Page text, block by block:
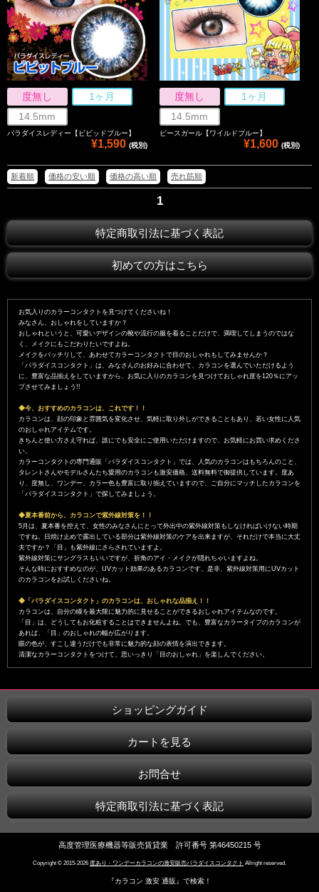
度無し
1ヶ月
14.5mm
パラダイスレディー【ビビッドブルー】
¥1,590 (税別)
度無し
1ヶ月
14.5mm
ピースガール【ワイルドブルー】
¥1,600 (税別)
新着順 価格の安い順 価格の高い順 売れ筋順
1
特定商取引法に基づく表記
初めての方はこちら
お気入りのカラーコンタクトを見つけてくださいね！
みなさん、おしゃれをしていますか？
おしゃれというと、可愛いデザインの靴や流行の服を着ることだけで、満喫してしまうのではな
く、メイクにもこだわりたいですよね。
メイクをバッチリして、あわせてカラーコンタクトで目のおしゃれもしてみませんか？
「パラダイスコンタクト」は、みなさんのお好みに合わせて、カラコンを選んでいただけるよう
に、豊富な品揃えをしていますから、お気に入りのカラコンを見つけておしゃれ度を120％にアッ
プさせてみましょう!!
◆今、おすすめのカラコンは、これです！！
カラコンは、顔の印象と雰囲気を変化させ、気軽に取り外しができることもあり、若い女性に人気
のおしゃれアイテムです。
きちんと使い方さえ守れば、誰にでも安全にご使用いただけますので、お気軽にお買い求めくださ
い。
カラーコンタクトの専門通販「パラダイスコンタクト」では、人気のカラコンはもちろんのこと、
タレントさんやモデルさんたち愛用のカラコンも激安価格、送料無料で御提供しています。度あ
り、度無し、ワンデー、カラー色も豊富に取り揃えていますので、ご自分にマッチしたカラコンを
「パラダイスコンタクト」で探してみましょう。
◆夏本番前から、カラコンで紫外線対策を！！
5月は、夏本番を控えて、女性のみなさんにとって外出中の紫外線対策もしなければいけない時期
ですね。日焼け止めで露出している部分は紫外線対策のケアを出来ますが、それだけで本当に大丈
夫ですか？「目」も紫外線にさらされていますよ。
紫外線対策にサングラスもいいですが、折角のアイ・メイクが隠れちゃいますよね。
そんな時におすすめなのが、UVカット効果のあるカラコンです。是非、紫外線対策用にUVカット
のカラコンをお試しくださいね。
◆「パラダイスコンタクト」のカラコンは、おしゃれな品揃え！！
カラコンは、自分の瞳を最大限に魅力的に見せることができるおしゃれアイテムなのです。
「目」は、どうしてもお化粧することはできませんよね。でも、豊富なカラータイプのカラコンが
あれば、「目」のおしゃれの幅が広がります。
眼の色が、すこし違うだけでも非常に魅力的な顔の表情を演出できます。
清潔なカラーコンタクトをつけて、思いっきり「目のおしゃれ」を楽しんでください。
ショッピングガイド
カートを見る
お問合せ
特定商取引法に基づく表記
高度管理医療機器等販売賃貸業 許可番号 第46450215 号
Copyright © 2015-2026 度あり・ワンデーカラコンの激安販売パラダイスコンタクト Allright reserved.
『カラコン 激安 通販』で検索！